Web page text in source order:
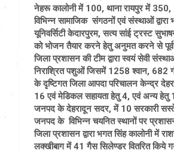
नेहरू कालोनी में 100, थाना रायपुर में
विभिन्न सामाजिक संगठनों एवं संस्थाओं
यूनिवर्सिटी केदारपुरम, सत्य सांई ट्रस्ट
को भोजन तैयार करने हेतु अनुमत करने से पूर्व
जिला प्रशासन की टीम द्वारा स्वयं सेवी
निराश्रित पशुओं जिसमें 1258 श्वान, 682
के दृष्टिगत जिला आपदा परिचालन केन्द्र
16 एवं मेडिकल सहायता हेतु 4, एवं अन्य हेतु
जनपद के देहरादून सदर, में 10 सरकारी
जनपद के विभिन्न चयनित स्थानों पर
जिला प्रशासन द्वारा भगत सिंह कालोनी में
लक्खीबाग में 41 गैस सिलेण्डर वितरित किये